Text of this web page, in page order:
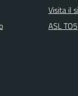
Visita il
ASL TO5